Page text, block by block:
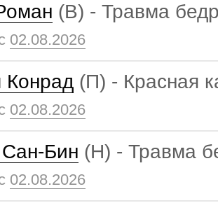
(В) - Травма
02.08.2026
(П) - Красная
02.08.2026
Бин (Н) - Травма
02.08.2026